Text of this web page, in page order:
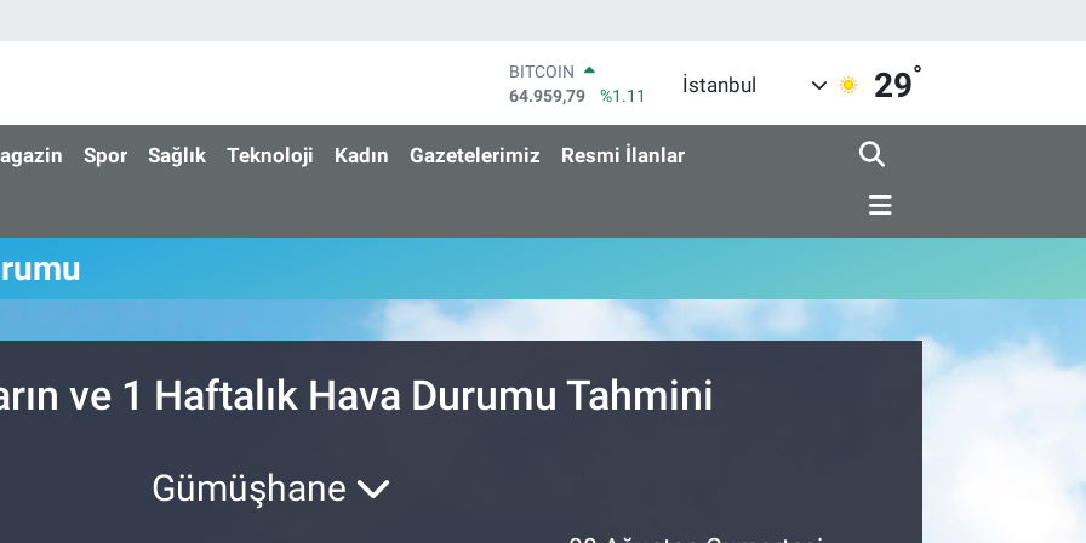
BITCOIN
64.959,79
%1.11
47,7436
%0.18
EURO
64,4811
%0.38
13.779
%-14
İstanbul 29°
Spor Sağlık Teknoloji Kadın Gazetelerimiz Resmi İlanlar
ve 1 Haftalık Hava Durumu Tahmini
Gümüşhane